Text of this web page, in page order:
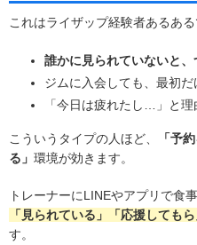
これはライザップ経験者あるある
誰かに見られていないと、
ジムに入会しても、最初
「今日は疲れたし…」と
こういうタイプの人ほど、
「予
る」 環境が効きます。
トレーナーにLINEやアプリで食
「見られている」「応援しても
す。